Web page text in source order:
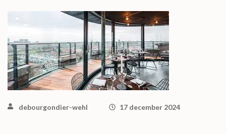
debourgondier-wehl 17 december 2024